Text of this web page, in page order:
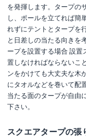
を発揮します。タープの
し、ポールを立てれば簡
れずにテントとタープを
と日差しの当たる向きを
ープを設置する場合 設置
置しなければならないこ
ンをかけても大丈夫な木
にタオルなどを巻いて配
当たる面のタープが自由
下さい。
スクエアタープの